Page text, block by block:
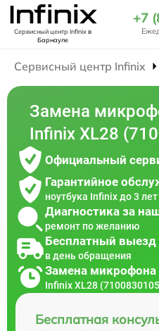
Сервисный центр Infinixв
Барнауле
+7
Сервисный центр Infinix
Замена
Infinix XL28
Официальный
Гарантийное
ноутбука Infinix до 3 лет
Диагностика за
ремонт по желанию
Бесплатный выезд
в день обращения
Замена микрофона
Infinix XL28
Бесплатная